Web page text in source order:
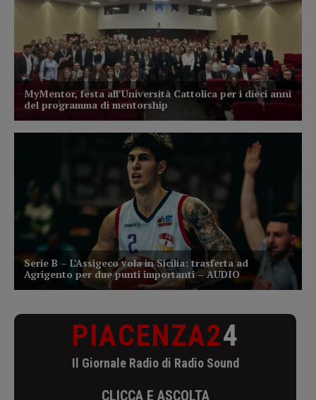
PIACENZA24
Il Giornale Radio di Radio Sound
CLICCA E ASCOLTA